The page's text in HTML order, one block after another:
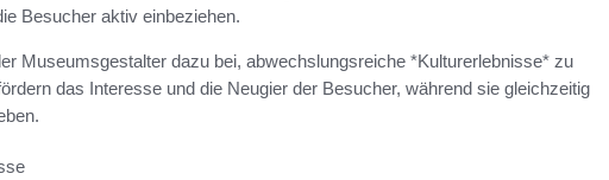
Besucher aktiv einbeziehen.
Museumsgestalter dazu bei, abwechslungsreiche *Kulturerlebnisse* zu
das Interesse und die Neugier der Besucher, während sie gleichzeitig